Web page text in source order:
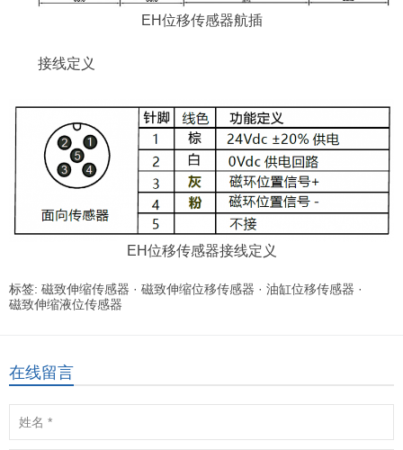
EH位移传感器航插
接线定义
EH位移传感器接线定义
标签: 磁致伸缩传感器 · 磁致伸缩位移传感器 · 油缸位移传感器 ·
磁致伸缩液位传感器
在线留言